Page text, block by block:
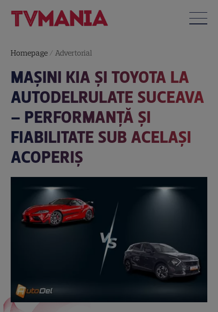
Homepage / Advertorial
MAȘINI KIA ȘI TOYOTA LA
AUTODELRULATE SUCEAVA
– PERFORMANȚĂ ȘI
FIABILITATE SUB ACELAȘI
ACOPERIȘ